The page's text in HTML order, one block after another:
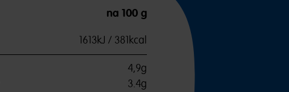
na 100 g
1613kJ / 381kcal
4,9g
3.4g